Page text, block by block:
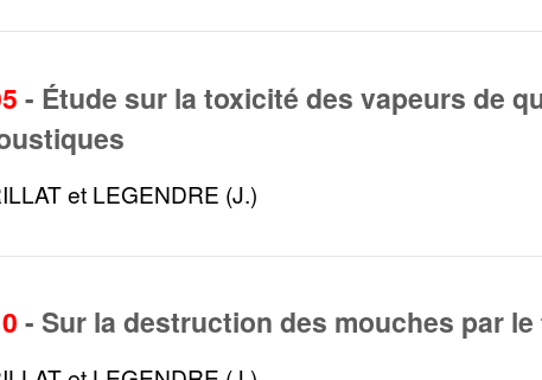
- Étude sur la toxicité des vapeurs de
et LEGENDRE (J.)
- Sur la destruction des mouches par